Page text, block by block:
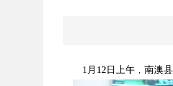
1月12日上午，南澳县